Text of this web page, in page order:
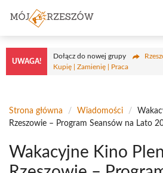
treści
UWAGA!
Dołącz do nowej grupy
Kupię | Zamienię | Praca
Strona główna / Wiadomości /
Rzeszowie – Program Seansów na Lato
Wakacyjne Kino